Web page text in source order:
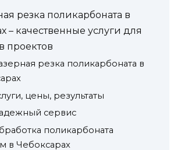
резка поликарбоната в
– качественные услуги для
проектов
резка поликарбоната в
цены, результаты
сервис
поликарбоната
в Чебоксарах